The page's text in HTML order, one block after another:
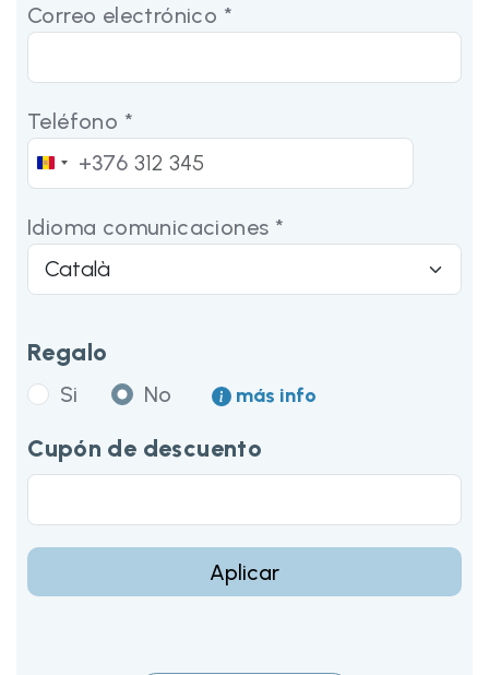
Correo electrónico *
Teléfono *
Andorra
+376
Idioma comunicaciones *
Regalo
Si No más info
Cupón de descuento
Aplicar